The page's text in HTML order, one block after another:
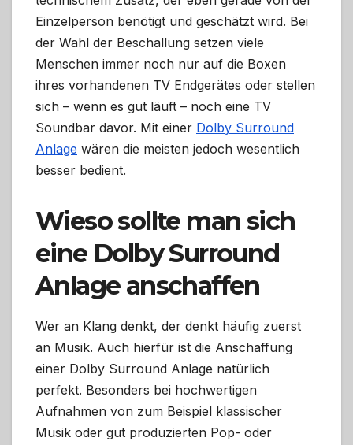
Einzelperson benötigt und geschätzt wird. Bei
der Wahl der Beschallung setzen viele
Menschen immer noch nur auf die Boxen
ihres vorhandenen TV Endgerätes oder stellen
sich – wenn es gut läuft – noch eine TV
Soundbar davor. Mit einer Dolby Surround
Anlage wären die meisten jedoch wesentlich
besser bedient.
Wieso sollte man sich
eine Dolby Surround
Anlage anschaffen
Wer an Klang denkt, der denkt häufig zuerst
an Musik. Auch hierfür ist die Anschaffung
einer Dolby Surround Anlage natürlich
perfekt. Besonders bei hochwertigen
Aufnahmen von zum Beispiel klassischer
Musik oder gut produzierten Pop- oder